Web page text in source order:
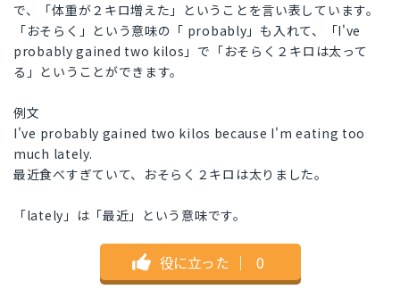
で、「体重が２キロ増えた」ということを言い表しています。
「おそらく」という意味の「 probably」も入れて、「I've
probably gained two kilos」で「おそらく２キロは太って
る」ということができます。
例文
I've probably gained two kilos because I'm eating too
much lately.
最近食べすぎていて、おそらく２キロは太りました。
「lately」は「最近」という意味です。
役に立った ｜ 0